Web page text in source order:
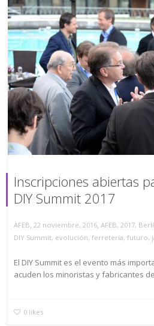
Inscripciones abiertas
DIY Summit 2017
AFEB, 22 noviembre, 2016, AFEB, 2017,
DIY Summit, evolución, ferretería, futuro,
El DIY Summit es el evento más
acuden los minoristas y fabricantes
0 likes